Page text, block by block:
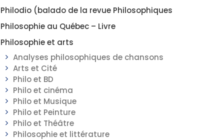
Philodio (balado de la revue Philosophiques
Philosophie au Québec – Livre
Philosophie et arts
Analyses philosophiques de chansons
Arts et Cité
Philo et BD
Philo et cinéma
Philo et Musique
Philo et Peinture
Philo et Théâtre
Philosophie et littérature